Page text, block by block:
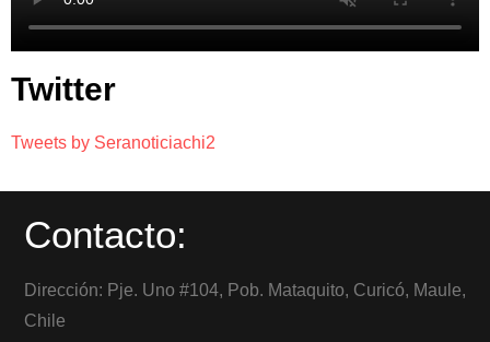
Twitter
Tweets by Seranoticiachi2
Contacto:
Dirección: Pje. Uno #104, Pob. Mataquito, Curicó, Maule,
Chile